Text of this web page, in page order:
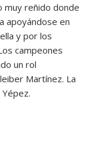
muy reñido donde
apoyándose en
y por los
campeones
un rol
Martínez. La